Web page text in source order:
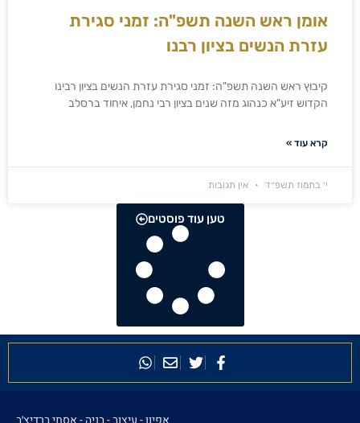
אומן ראש השנה תשפ"ה: זמני סגירת
עזרת הנשים בציון רבנו
קיבוץ ראש השנה תשפ"ה: זמני סגירת עזרת הנשים בציון רבינו
הקדוש זיע"א כנהוג מזה שנים בציון רבי נחמן, איחוד ברסלב
קרא עוד »
י׳ בתמוז תשפ״ד אין תגובות
טען עוד פוסטים